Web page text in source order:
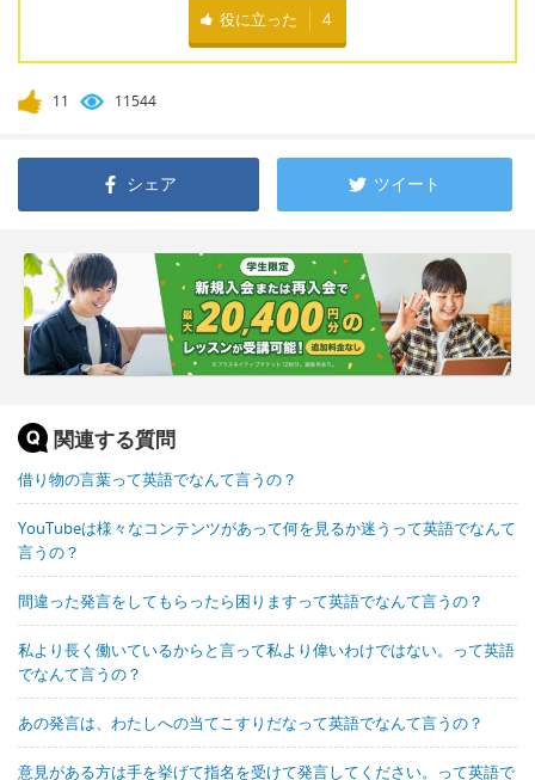
役に立った 4
11 11544
シェア ツイート
関連する質問
借り物の言葉って英語でなんて言うの？
YouTubeは様々なコンテンツがあって何を見るか迷うって英語でなんて
言うの？
間違った発言をしてもらったら困りますって英語でなんて言うの？
私より長く働いているからと言って私より偉いわけではない。って英語
でなんて言うの？
あの発言は、わたしへの当てこすりだなって英語でなんて言うの？
意見がある方は手を挙げて指名を受けて発言してください。って英語で